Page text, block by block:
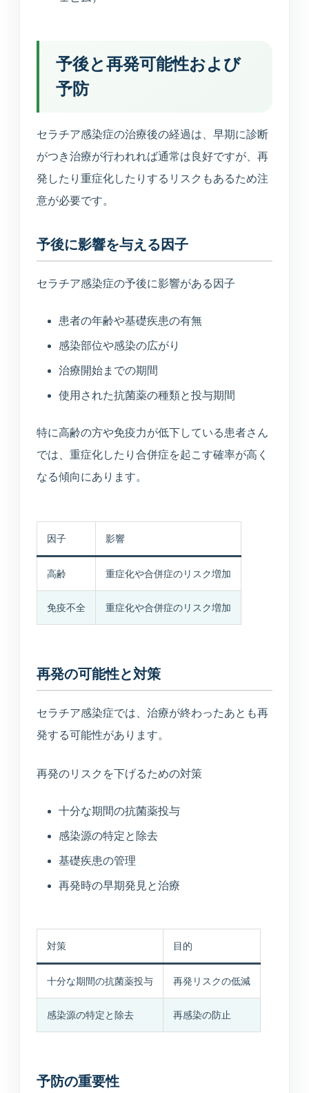
予後と再発可能性および
予防
セラチア感染症の治療後の経過は、早期に診断
がつき治療が行われれば通常は良好ですが、再
発したり重症化したりするリスクもあるため注
意が必要です。
予後に影響を与える因子
セラチア感染症の予後に影響がある因子
患者の年齢や基礎疾患の有無
感染部位や感染の広がり
治療開始までの期間
使用された抗菌薬の種類と投与期間
特に高齢の方や免疫力が低下している患者さん
では、重症化したり合併症を起こす確率が高く
なる傾向にあります。
因子 影響
高齢 重症化や合併症のリスク増加
免疫不全 重症化や合併症のリスク増加
再発の可能性と対策
セラチア感染症では、治療が終わったあとも再
発する可能性があります。
再発のリスクを下げるための対策
十分な期間の抗菌薬投与
感染源の特定と除去
基礎疾患の管理
再発時の早期発見と治療
対策 目的
十分な期間の抗菌薬投与 再発リスクの低減
感染源の特定と除去 再感染の防止
予防の重要性